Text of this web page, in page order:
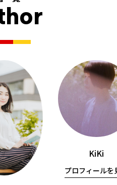
KiKi
プロフィールを